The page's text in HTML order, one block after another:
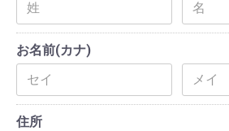
お名前(カナ)
住所